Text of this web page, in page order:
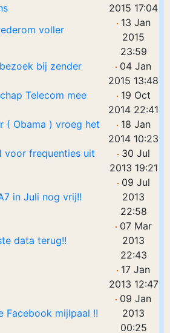
2015 17:04
voller
13 Jan
2015
23:59
bij zender
04 Jan
2015 13:48
Telecom mee
19 Oct
2014 22:41
( Obama ) vroeg het
18 Jan
2014 10:23
voor frequenties uit
30 Jul
2013 19:21
in Juli nog vrij!!
09 Jul
2013
22:58
data terug!!
07 Mar
2013
22:43
17 Jan
2013 12:47
Facebook mijlpaal !!
09 Jan
2013
00:25